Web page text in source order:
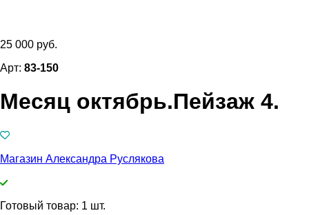
25 000 руб.
Арт: 83-150
Месяц октябрь.Пейзаж 4.
Магазин Александра Руслякова
Готовый товар: 1 шт.